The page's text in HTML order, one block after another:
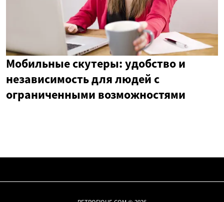
Мобильные скутеры: удобство и
независимость для людей с
ограниченными возможностями